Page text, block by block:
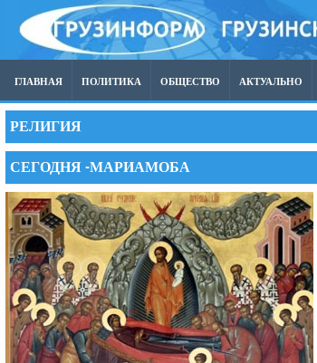
ГЛАВНАЯ ПОЛИТИКА ОБЩЕСТВО АКТУАЛЬНО
РЕЛИГИЯ
СЕГОДНЯ -МАРИАМОБА